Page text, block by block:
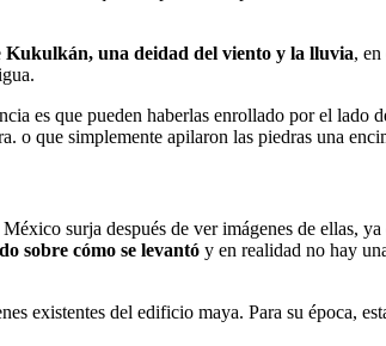
Kukulkán, una deidad del viento y la lluvia,
es que pueden haberlas enrollado por el
que simplemente apilaron las piedras una
surja después de ver imágenes de ellas,
sobre cómo se levantó y en realidad no hay
existentes del edificio maya. Para su época,